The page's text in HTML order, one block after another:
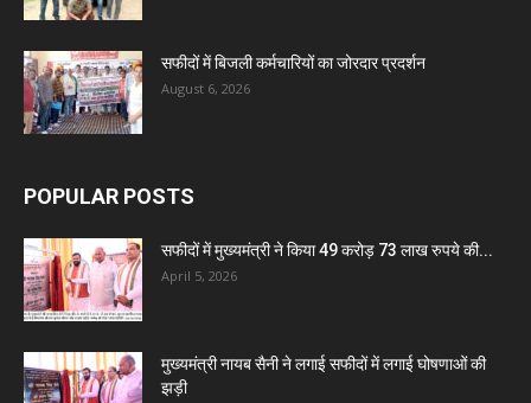
सफीदों में बिजली कर्मचारियों का जोरदार प्रदर्शन
August 6, 2026
POPULAR POSTS
सफीदों में मुख्यमंत्री ने किया 49 करोड़ 73 लाख रुपये की...
April 5, 2026
मुख्यमंत्री नायब सैनी ने लगाई सफीदों में लगाई घोषणाओं की
झड़ी